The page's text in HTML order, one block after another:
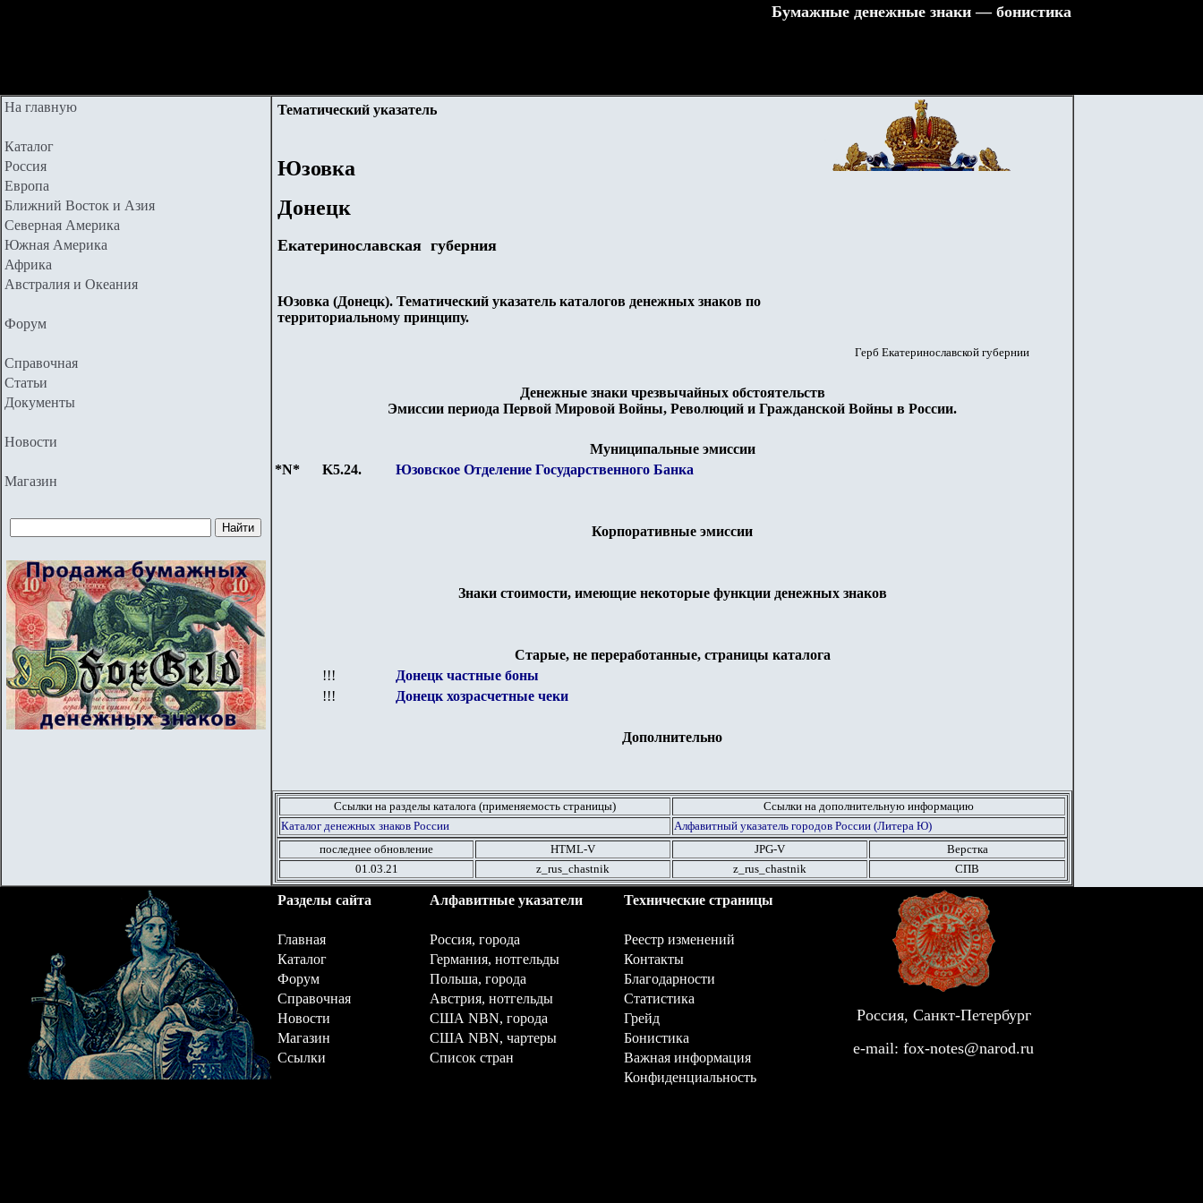
Бумажные денежные знаки — бонистика
На главную
Каталог
Россия
Европа
Ближний Восток и Азия
Северная Америка
Южная Америка
Африка
Австралия и Океания
Форум
Справочная
Статьи
Документы
Новости
Магазин
Тематический указатель
Юзовка
Донецк
Екатеринославская губерния
Юзовка (Донецк). Тематический указатель каталогов денежных знаков по
территориальному принципу.
Герб Екатеринославской губернии
Денежные знаки чрезвычайных обстоятельств
Эмиссии периода Первой Мировой Войны, Революций и Гражданской Войны в России.
Муниципальные эмиссии
*N*
K5.24. Юзовское Отделение Государственного Банка
Корпоративные эмиссии
Знаки стоимости, имеющие некоторые функции денежных знаков
Старые, не переработанные, страницы каталога
!!!
Донецк частные боны
!!!
Донецк хозрасчетные чеки
Дополнительно
Ссылки на разделы каталога (применяемость страницы)
Ссылки на дополнительную информацию
Каталог денежных знаков России
Алфавитный указатель городов России (Литера Ю)
последнее обновление
HTML-V JPG-V
Верстка
01.03.21
z_rus_chastnik z_rus_chastnik СПВ
Разделы сайта Алфавитные указатели Технические страницы
Главная Россия, города
Реестр изменений
Каталог
Германия, нотгельды
Контакты
Форум
Польша, города
Благодарности
Справочная
Австрия, нотгельды
Статистика
Новости
США NBN, города
Грейд
Магазин
США NBN, чартеры
Бонистика
Ссылки
Список стран
Важная информация
Конфиденциальность
Россия, Санкт-Петербург
e-mail: fox-notes@narod.ru